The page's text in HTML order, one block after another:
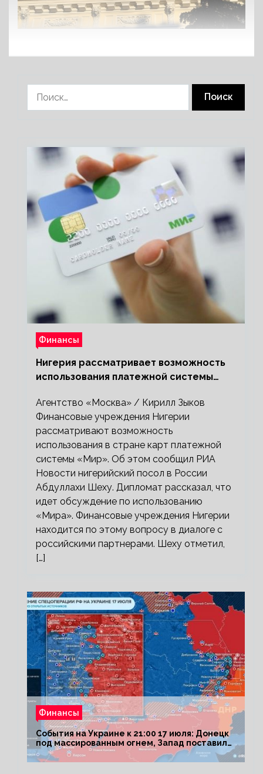
Финансы
Нигерия рассматривает возможность
использования платежной системы
Агентство «Москва» / Кирилл Зыков
Финансовые учреждения Нигерии
рассматривают возможность
использования в стране карт платежной
системы «Мир». Об этом сообщил РИА
Новости нигерийский посол в России
Абдуллахи Шеху. Дипломат рассказал, что
идет обсуждение по использованию
«Мира». Финансовые учреждения Нигерии
находится по этому вопросу в диалоге с
российскими партнерами. Шеху отметил,
[…]
Финансы
События на Украине к 21:00 17 июля: Донецк
под массированным огнем, Запад поставил
Киеву ультиматум